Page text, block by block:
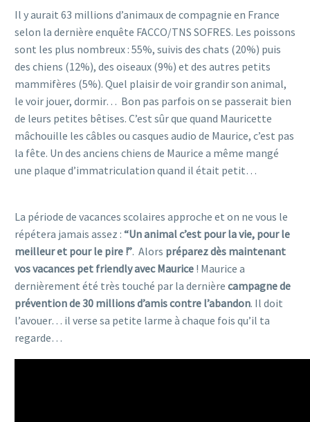
Il y aurait 63 millions d’animaux de compagnie en France
selon la dernière enquête FACCO/TNS SOFRES. Les poissons
sont les plus nombreux : 55%, suivis des chats (20%) puis
des chiens (12%), des oiseaux (9%) et des autres petits
mammifères (5%). Quel plaisir de voir grandir son animal,
le voir jouer, dormir… Bon pas parfois on se passerait bien
de leurs petites bêtises. C’est sûr que quand Mauricette
mâchouille les câbles ou casques audio de Maurice, c’est pas
la fête. Un des anciens chiens de Maurice a même mangé
une plaque d’immatriculation quand il était petit…
La période de vacances scolaires approche et on ne vous le
répétera jamais assez : “Un animal c’est pour la vie, pour le
meilleur et pour le pire !”. Alors préparez dès maintenant
vos vacances pet friendly avec Maurice ! Maurice a
dernièrement été très touché par la dernière campagne de
prévention de 30 millions d’amis contre l’abandon. Il doit
l’avouer… il verse sa petite larme à chaque fois qu’il ta
regarde…